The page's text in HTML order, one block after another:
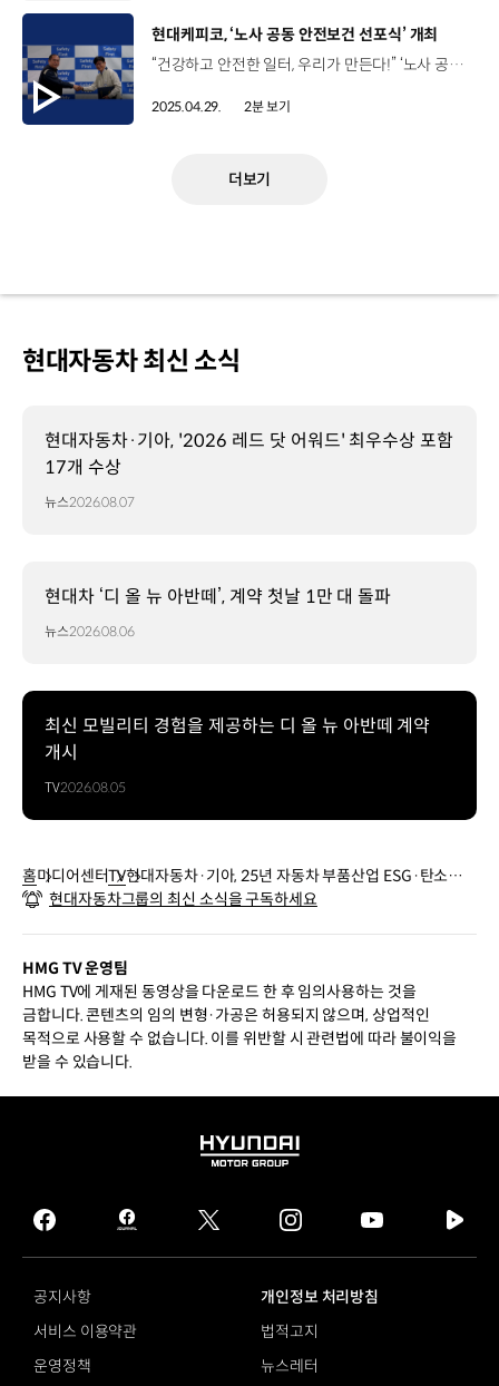
[동영상]
현대케피코, ‘노사 공동 안전보건 선포식’ 개최
“건강하고 안전한 일터, 우리가 만든다!” ‘노사 공동 안전보건 선포식’ 4월 24일 현대케피코 군포 본사 노사 공동 안전보건 선포식 안전을 최우선 가치로 인식하고 모든 구성원들이 건강하고 안전한 일터를 조성하기 위한 행사 현대케피코 노동조합 현대케피코지회 오준동 대표이사와 박명규 지회장이 함께 참석 오준동 대표이사 / 현대케피코안전에 대해서 굉장히 민감하게 여기고 // ‘아차’하면 사고가 생기기 때문에 // 각별하게 유의하면서 // 작업을 해야 된다고 생각합니다. // 저 대표이사부터 시작해서 현대케피코가 정말 안전하고 행복한 일터가 될 수 있도록 노력하겠습니다. 다 같이 합심해서 그런 회사를 만들어 가도록 합시다. 박명규 지회장 / 노동조합 현대케피코지회현대케피코 공장이 안전한 일터가 되기를 바라는 마음은 노사 공히 같은 마음이라고 생각하고요 // 하나하나 개선되는 현대케피코의 일터가 됐으면 하는 바람으로 오늘 노사 공동 선언에 참여했다는 말씀을 드리겠습니다. 노사공동 안전보건 선언문 서명 및 기념 촬영 전 직원이 함께 안전 의지를 다지는 자리 전력변환 시험실, 전자파 시험실 등 안전보건 현장점검 진행 안전보건 사내 홍보물 배포 노사가 함께해 의미를 더한 시간 사내 안전문화 확산에 한 마음 한 뜻! 노사가 함께 안전한 사업장을 만들어 가겠습니다.
2025.04.29. 2분 보기
더보기
현대자동차 최신 소식
현대자동차·기아, '2026 레드 닷 어워드' 최우수상 포함
17개 수상
뉴스2026.08.07
현대차 ‘디 올 뉴 아반떼’, 계약 첫날 1만 대 돌파
뉴스2026.08.06
최신 모빌리티 경험을 제공하는 디 올 뉴 아반떼 계약
개시
TV2026.08.05
홈미디어센터TV현대자동차·기아, 25년 자동차 부품산업 ESG·탄소중
립 박람회
현대자동차그룹의 최신 소식을 구독하세요
HMG TV 운영팀
HMG TV에 게재된 동영상을 다운로드 한 후 임의사용하는 것을
금합니다. 콘텐츠의 임의 변형·가공은 허용되지 않으며, 상업적인
목적으로 사용할 수 없습니다. 이를 위반할 시 관련법에 따라 불이익을
받을 수 있습니다.
HYUNDAI
GROUP
facebook
hmg
journal
twitter instagram
tv
공지사항
개인정보 처리방침
서비스 이용약관
법적고지
운영정책
뉴스레터